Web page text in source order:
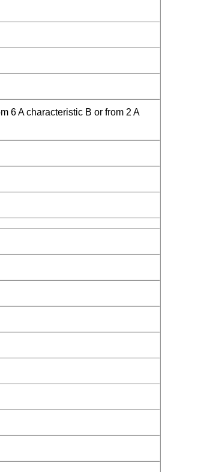
6 A characteristic B or from 2 A